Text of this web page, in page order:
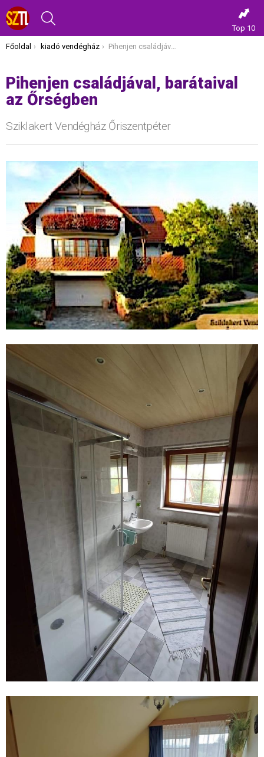
Top 10
Itt vagy most:
Főoldal kiadó vendégház Pihenjen családjával, barátaival az Őrségben
Pihenjen családjával, barátaival
az Őrségben
Sziklakert Vendégház Őriszentpéter